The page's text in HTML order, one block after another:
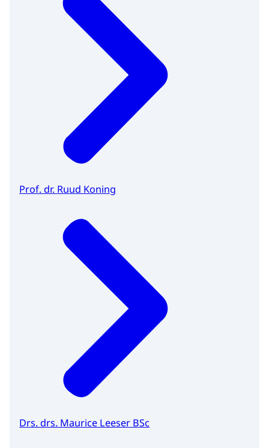
Prof. dr. Ruud Koning
Drs. drs. Maurice Leeser BSc